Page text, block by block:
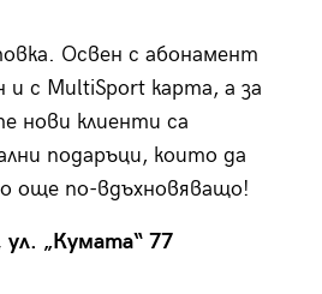
Освен с абонамент
и с MultiSport карта, а за
нови клиенти са
подаръци, които да
още по-вдъхновяващо!
ул. „Кумата“ 77